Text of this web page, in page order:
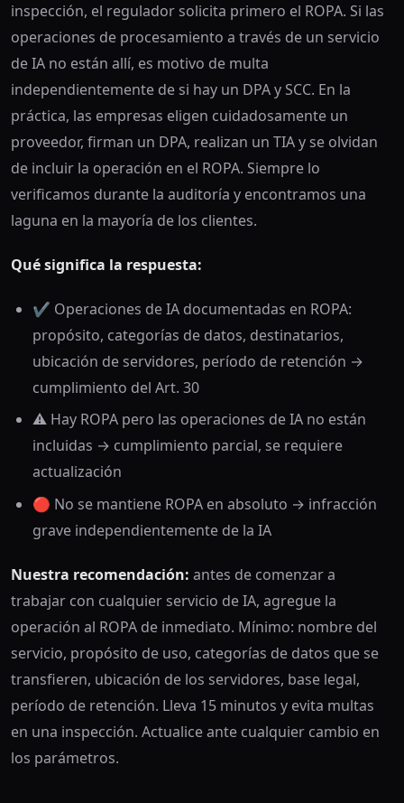
inspección, el regulador solicita primero el ROPA. Si las
operaciones de procesamiento a través de un servicio
de IA no están allí, es motivo de multa
independientemente de si hay un DPA y SCC. En la
práctica, las empresas eligen cuidadosamente un
proveedor, firman un DPA, realizan un TIA y se olvidan
de incluir la operación en el ROPA. Siempre lo
verificamos durante la auditoría y encontramos una
laguna en la mayoría de los clientes.
Qué significa la respuesta:
✔️ Operaciones de IA documentadas en ROPA:
propósito, categorías de datos, destinatarios,
ubicación de servidores, período de retención →
cumplimiento del Art. 30
⚠️ Hay ROPA pero las operaciones de IA no están
incluidas → cumplimiento parcial, se requiere
actualización
🔴 No se mantiene ROPA en absoluto → infracción
grave independientemente de la IA
Nuestra recomendación: antes de comenzar a
trabajar con cualquier servicio de IA, agregue la
operación al ROPA de inmediato. Mínimo: nombre del
servicio, propósito de uso, categorías de datos que se
transfieren, ubicación de los servidores, base legal,
período de retención. Lleva 15 minutos y evita multas
en una inspección. Actualice ante cualquier cambio en
los parámetros.